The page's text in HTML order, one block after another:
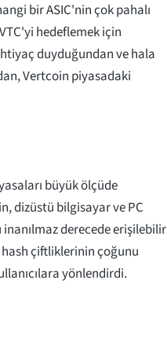
bir ASIC'nin çok pahalı
hedeflemek için
duyduğundan ve hala
Vertcoin piyasadaki
büyük ölçüde
dizüstü bilgisayar ve PC
inanılmaz derecede erişilebilir
çiftliklerinin çoğunu
yönlendirdi.